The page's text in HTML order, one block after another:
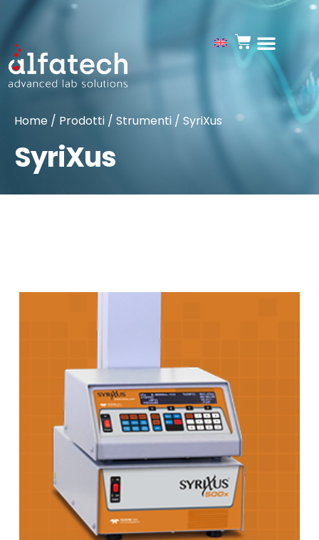
Home / Prodotti / Strumenti / SyriXus
SyriXus